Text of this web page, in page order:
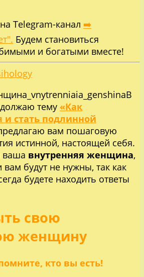
Telegram-канал ➡️
Будем становиться
и богатыми вместе!
В
тему «Как
и стать подлинной
вам пошаговую
истинной, настоящей себя.
ваша внутренняя женщина,
вам будут не нужны, так как
будете находить ответы
свою
женщину
кто вы есть!